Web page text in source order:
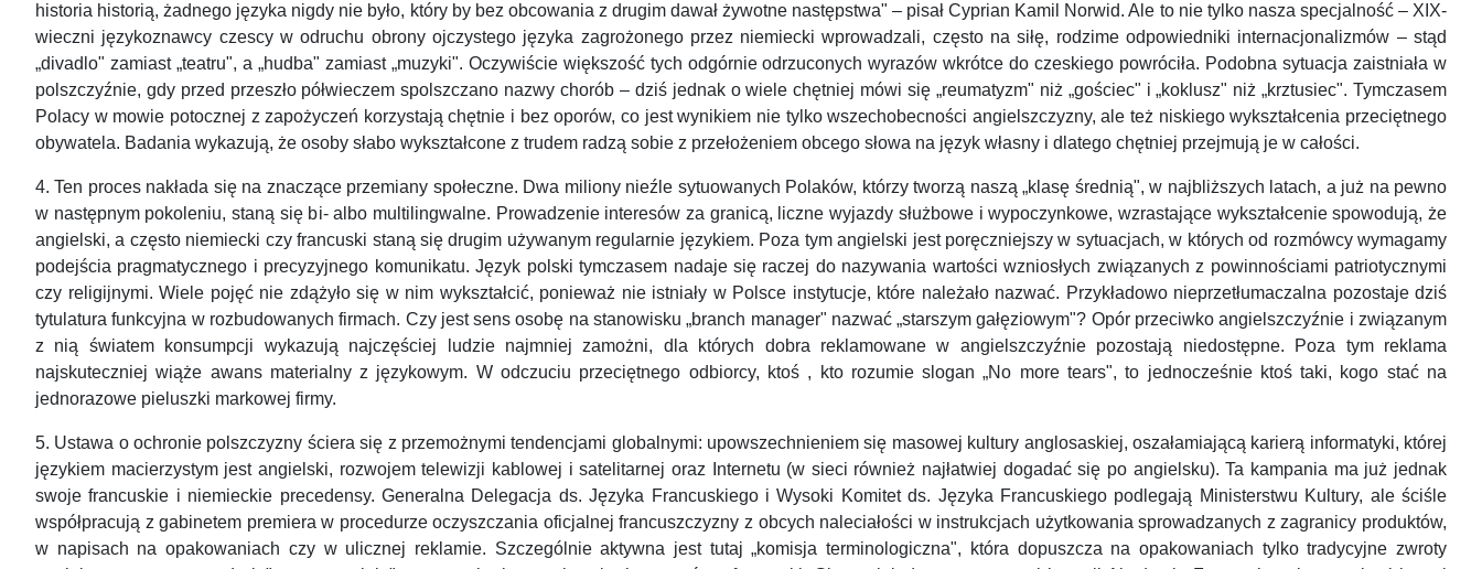
historia historią, żadnego języka nigdy nie było, który by bez obcowania z drugim dawał żywotne następstwa" – pisał Cyprian Kamil Norwid. Ale to nie tylko nasza specjalność – XIX-
wieczni językoznawcy czescy w odruchu obrony ojczystego języka zagrożonego przez niemiecki wprowadzali, często na siłę, rodzime odpowiedniki internacjonalizmów – stąd
„divadlo" zamiast „teatru", a „hudba" zamiast „muzyki". Oczywiście większość tych odgórnie odrzuconych wyrazów wkrótce do czeskiego powróciła. Podobna sytuacja zaistniała w
polszczyźnie, gdy przed przeszło półwieczem spolszczano nazwy chorób – dziś jednak o wiele chętniej mówi się „reumatyzm" niż „gościec" i „koklusz" niż „krztusiec". Tymczasem
Polacy w mowie potocznej z zapożyczeń korzystają chętnie i bez oporów, co jest wynikiem nie tylko wszechobecności angielszczyzny, ale też niskiego wykształcenia przeciętnego
obywatela. Badania wykazują, że osoby słabo wykształcone z trudem radzą sobie z przełożeniem obcego słowa na język własny i dlatego chętniej przejmują je w całości.
4. Ten proces nakłada się na znaczące przemiany społeczne. Dwa miliony nieźle sytuowanych Polaków, którzy tworzą naszą „klasę średnią", w najbliższych latach, a już na pewno
w następnym pokoleniu, staną się bi- albo multilingwalne. Prowadzenie interesów za granicą, liczne wyjazdy służbowe i wypoczynkowe, wzrastające wykształcenie spowodują, że
angielski, a często niemiecki czy francuski staną się drugim używanym regularnie językiem. Poza tym angielski jest poręczniejszy w sytuacjach, w których od rozmówcy wymagamy
podejścia pragmatycznego i precyzyjnego komunikatu. Język polski tymczasem nadaje się raczej do nazywania wartości wzniosłych związanych z powinnościami patriotycznymi
czy religijnymi. Wiele pojęć nie zdążyło się w nim wykształcić, ponieważ nie istniały w Polsce instytucje, które należało nazwać. Przykładowo nieprzetłumaczalna pozostaje dziś
tytulatura funkcyjna w rozbudowanych firmach. Czy jest sens osobę na stanowisku „branch manager" nazwać „starszym gałęziowym"? Opór przeciwko angielszczyźnie i związanym
z nią światem konsumpcji wykazują najczęściej ludzie najmniej zamożni, dla których dobra reklamowane w angielszczyźnie pozostają niedostępne. Poza tym reklama
najskuteczniej wiąże awans materialny z językowym. W odczuciu przeciętnego odbiorcy, ktoś , kto rozumie slogan „No more tears", to jednocześnie ktoś taki, kogo stać na
jednorazowe pieluszki markowej firmy.
5. Ustawa o ochronie polszczyzny ściera się z przemożnymi tendencjami globalnymi: upowszechnieniem się masowej kultury anglosaskiej, oszałamiającą karierą informatyki, której
językiem macierzystym jest angielski, rozwojem telewizji kablowej i satelitarnej oraz Internetu (w sieci również najłatwiej dogadać się po angielsku). Ta kampania ma już jednak
swoje francuskie i niemieckie precedensy. Generalna Delegacja ds. Języka Francuskiego i Wysoki Komitet ds. Języka Francuskiego podlegają Ministerstwu Kultury, ale ściśle
współpracują z gabinetem premiera w procedurze oczyszczania oficjalnej francuszczyzny z obcych naleciałości w instrukcjach użytkowania sprowadzanych z zagranicy produktów,
w napisach na opakowaniach czy w ulicznej reklamie. Szczególnie aktywna jest tutaj „komisja terminologiczna", która dopuszcza na opakowaniach tylko tradycyjne zwroty